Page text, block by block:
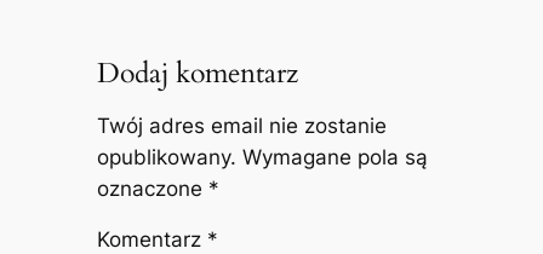
Dodaj komentarz
Twój adres email nie zostanie
opublikowany. Wymagane pola są
oznaczone *
Komentarz *